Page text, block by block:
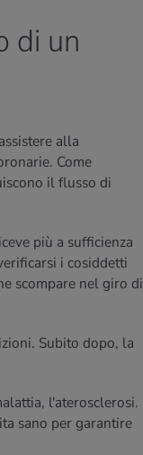
di un
alla
Come
il flusso di
più a sufficienza
i cosiddetti
scompare nel giro di
Subito dopo, la
l'aterosclerosi.
sano per garantire